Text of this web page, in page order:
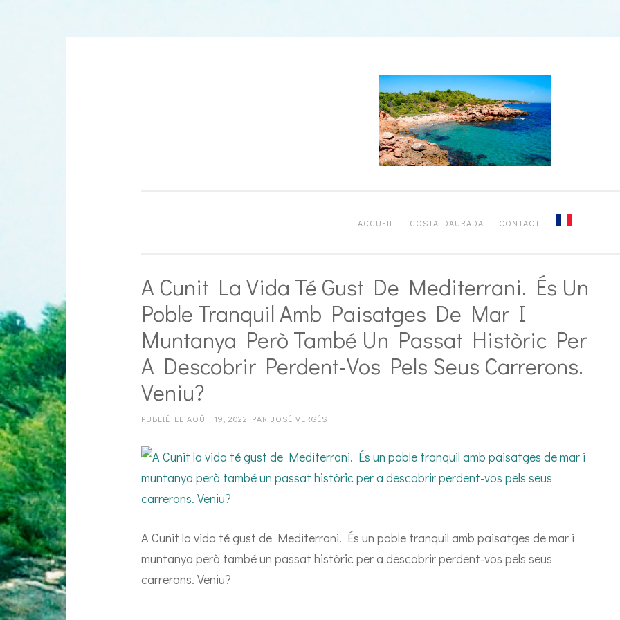
ACCUEIL COSTA DAURADA CONTACT
A Cunit La Vida Té Gust De Mediterrani. És Un
Poble Tranquil Amb Paisatges De Mar I
Muntanya Però També Un Passat Històric Per
A Descobrir Perdent-Vos Pels Seus Carrerons.
Veniu?
PUBLIÉ LE AOÛT 19, 2022 PAR JOSÉ VERGÉS
A Cunit la vida té gust de Mediterrani. És un poble tranquil amb paisatges de mar i
muntanya però també un passat històric per a descobrir perdent-vos pels seus
carrerons. Veniu?